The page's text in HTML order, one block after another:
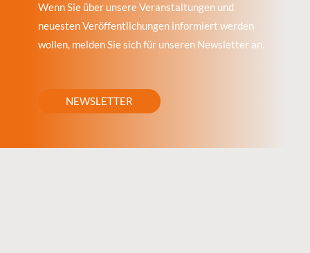
Wenn Sie über unsere Veranstaltungen und
neuesten Veröffentlichungen informiert werden
wollen, melden Sie sich für unseren Newsletter an.
NEWSLETTER